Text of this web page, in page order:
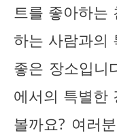
트를 좋아하는
하는 사람과의
좋은 장소입니
에서의 특별한
볼까요? 여러